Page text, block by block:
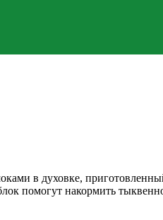
в духовке,
помогут накормить